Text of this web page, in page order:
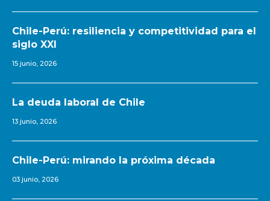
Chile-Perú: resiliencia y competitividad para el
siglo XXI
15 junio, 2026
La deuda laboral de Chile
13 junio, 2026
Chile-Perú: mirando la próxima década
03 junio, 2026